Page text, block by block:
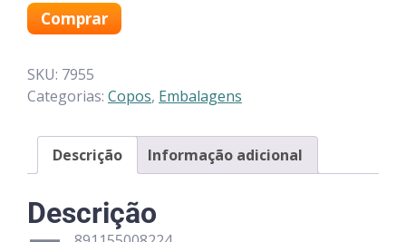
Comprar
SKU: 7955
Categorias: Copos, Embalagens
Descrição Informação adicional
Descrição